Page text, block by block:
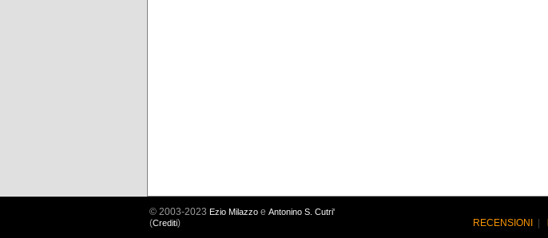
© 2003-2023 Ezio Milazzo e Antonino S. Cutri'
(Crediti)
RECENSIONI